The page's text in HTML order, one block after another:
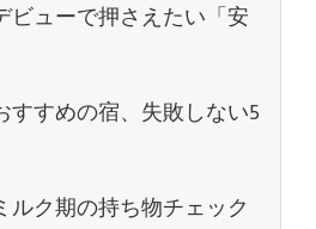
ビューで押さえたい「安
すすめの宿、失敗しない5
ルク期の持ち物チェック